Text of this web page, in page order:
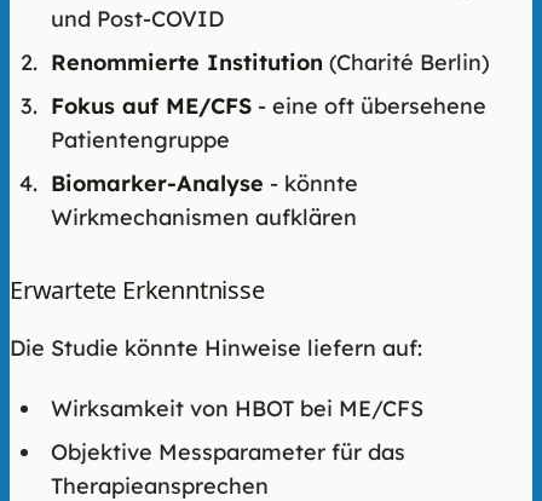
und Post-COVID
Renommierte Institution (Charité Berlin)
Fokus auf ME/CFS - eine oft übersehene
Patientengruppe
Biomarker-Analyse - könnte
Wirkmechanismen aufklären
Erwartete Erkenntnisse
Die Studie könnte Hinweise liefern auf:
Wirksamkeit von HBOT bei ME/CFS
Objektive Messparameter für das
Therapieansprechen